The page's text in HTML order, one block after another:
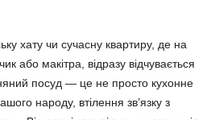
хату чи сучасну квартиру, де на
або макітра, відразу відчувається
посуд — це не просто кухонне
народу, втілення зв’язку з